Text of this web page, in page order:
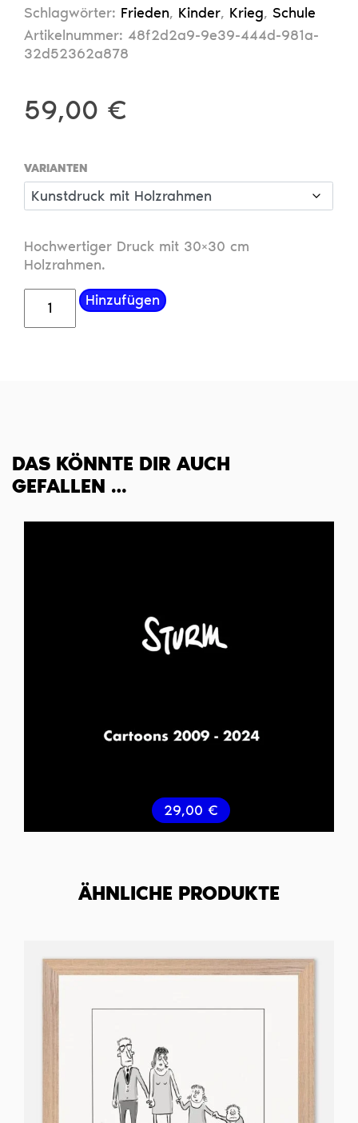
Schlagwörter: Frieden, Kinder, Krieg, Schule
Artikelnummer: 48f2d2a9-9e39-444d-981a-
32d52362a878
59,00 €
VARIANTEN
Hochwertiger Druck mit 30×30 cm
Holzrahmen.
Schuluniform
Menge
Hinzufügen
DAS KÖNNTE DIR AUCH
GEFALLEN …
29,00 €
ÄHNLICHE PRODUKTE